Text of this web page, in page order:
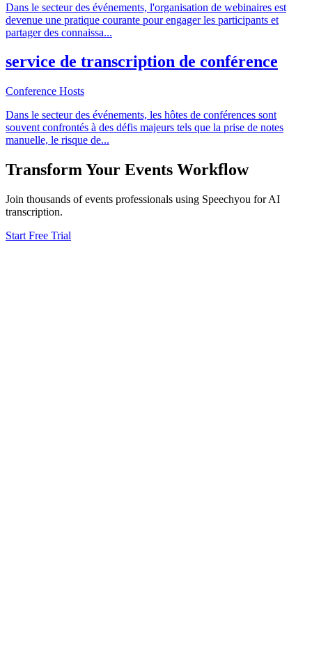
Dans le secteur des événements, l'organisation de webinaires est
devenue une pratique courante pour engager les participants et
partager des connaissa...
service de transcription de conférence
Conference Hosts
Dans le secteur des événements, les hôtes de conférences sont
souvent confrontés à des défis majeurs tels que la prise de notes
manuelle, le risque de...
Transform Your Events Workflow
Join thousands ofevents professionals using Speechyou for AI
transcription.
Start Free Trial